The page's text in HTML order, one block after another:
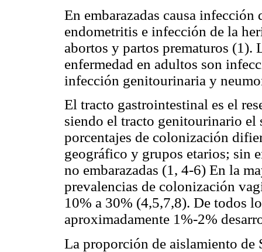
En embarazadas causa
endometritis e infección de la
abortos y partos prematuros (1).
enfermedad en adultos son
infección genitourinaria y
El tracto gastrointestinal es el
siendo el tracto genitourinario
porcentajes de colonización
geográfico y grupos etarios; sin
no embarazadas (1, 4-6) En la
prevalencias de colonización
10% a 30% (4,5,7,8). De todos
aproximadamente 1%-2%
La proporción de aislamiento de